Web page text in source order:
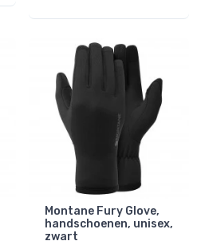
Montane Fury Glove,
handschoenen, unisex,
zwart